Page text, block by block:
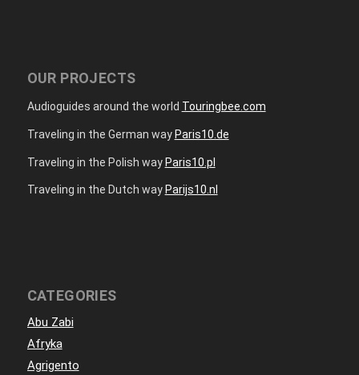
OUR PROJECTS
Audioguides around the world Touringbee.com
Traveling in the German way Paris10.de
Traveling in the Polish wayParis10.pl
Traveling in the Dutch way Parijs10.nl
CATEGORIES
Abu Zabi
Afryka
Agrigento